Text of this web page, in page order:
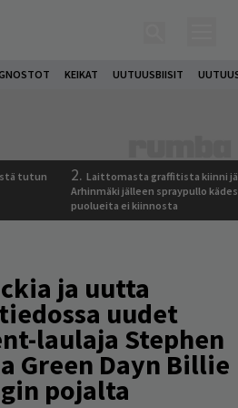
KEIKAT UUTUUSBIISIT
tutun
2. Laittomasta graffitista kiinni
Arhinmäki jälleen spraypullo
puolueita ei kiinnosta
ja uutta
uudet
laulaja Stephen
Green Dayn Billie
pojalta